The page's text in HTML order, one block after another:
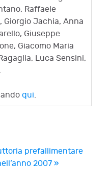
Raffaele
Giorgio Jachia, Anna
Giuseppe
Giacomo Maria
Luca Sensini,
qui.
prefallimentare
2007 »